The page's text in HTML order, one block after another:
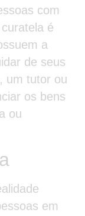
com
é
a
de seus
um tutor ou
os bens
ou
em